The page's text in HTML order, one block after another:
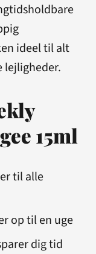
ideel til alt
lejligheder.
15ml
til alle
op til en uge
dig tid